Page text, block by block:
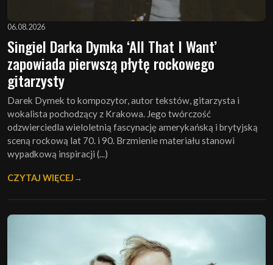
06.08.2026
Singiel Darka Dymka ‘All That I Want’
zapowiada pierwszą płytę rockowego
gitarzysty
Darek Dymek to kompozytor, autor tekstów, gitarzysta i
wokalista pochodzący z Krakowa. Jego twórczość
odzwierciedla wieloletnią fascynację amerykańską i brytyjską
sceną rockową lat 70. i 90. Brzmienie materiału stanowi
wypadkową inspiracji (...)
CZYTAJ WIĘCEJ